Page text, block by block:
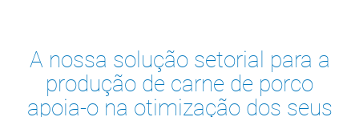
A nossa solução setorial para a
produção de carne de porco
apoia-o na otimização dos seus